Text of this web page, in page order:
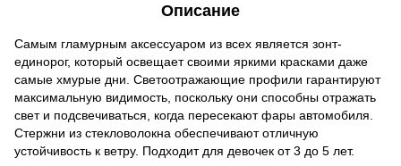
Описание
Самым гламурным аксессуаром из всех является зонт-
единорог, который освещает своими яркими красками даже
самые хмурые дни. Светоотражающие профили гарантируют
максимальную видимость, поскольку они способны отражать
свет и подсвечиваться, когда пересекают фары автомобиля.
Стержни из стекловолокна обеспечивают отличную
устойчивость к ветру. Подходит для девочек от 3 до 5 лет.